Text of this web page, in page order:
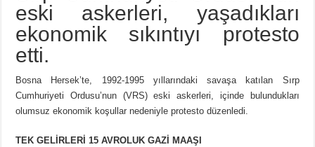
eski askerleri, yaşadıkları
ekonomik sıkıntıyı protesto
etti.
Bosna Hersek’te, 1992-1995 yıllarındaki savaşa katılan Sırp
Cumhuriyeti Ordusu’nun (VRS) eski askerleri, içinde bulundukları
olumsuz ekonomik koşullar nedeniyle protesto düzenledi.
TEK GELİRLERİ 15 AVROLUK GAZİ MAAŞI